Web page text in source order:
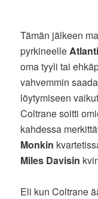
Tämän jälkeen
pyrkineelle
oma tyyli tai
vahvemmin
löytymiseen
Coltrane soitti
kahdessa
Monkin
Miles Davisin
Eli kun Coltrane